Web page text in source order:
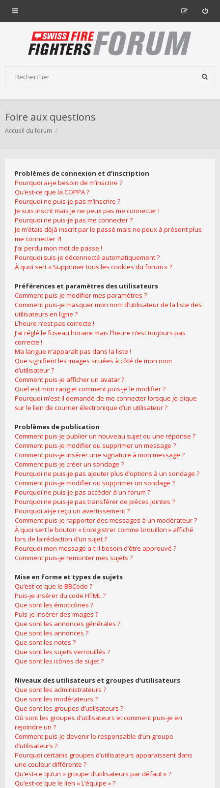
Foire aux questions
Accueil du forum
Problèmes de connexion et d’inscription
Pourquoi ai-je besoin de m’inscrire ?
Qu’est-ce que la COPPA ?
Pourquoi ne puis-je pas m’inscrire ?
Je suis inscrit mais je ne peux pas me connecter !
Pourquoi ne puis-je pas me connecter ?
Je m’étais déjà inscrit par le passé mais ne peux à présent plus
me connecter ?!
J’ai perdu mon mot de passe !
Pourquoi suis-je déconnecté automatiquement ?
À quoi sert « Supprimer tous les cookies du forum » ?
Préférences et paramètres des utilisateurs
Comment puis-je modifier mes paramètres ?
Comment puis-je masquer mon nom d’utilisateur de la liste des
utilisateurs en ligne ?
L’heure n’est pas correcte !
J’ai réglé le fuseau horaire mais l’heure n’est toujours pas
correcte !
Ma langue n’apparaît pas dans la liste !
Que signifient les images situées à côté de mon nom
d’utilisateur ?
Comment puis-je afficher un avatar ?
Quel est mon rang et comment puis-je le modifier ?
Pourquoi m’est-il demandé de me connecter lorsque je clique
sur le lien de courrier électronique d’un utilisateur ?
Problèmes de publication
Comment puis-je publier un nouveau sujet ou une réponse ?
Comment puis-je modifier ou supprimer un message ?
Comment puis-je insérer une signature à mon message ?
Comment puis-je créer un sondage ?
Pourquoi ne puis-je pas ajouter plus d’options à un sondage ?
Comment puis-je modifier ou supprimer un sondage ?
Pourquoi ne puis-je pas accéder à un forum ?
Pourquoi ne puis-je pas transférer de pièces jointes ?
Pourquoi ai-je reçu un avertissement ?
Comment puis-je rapporter des messages à un modérateur ?
À quoi sert le bouton « Enregistrer comme brouillon » affiché
lors de la rédaction d’un sujet ?
Pourquoi mon message a-t-il besoin d’être approuvé ?
Comment puis-je remonter mes sujets ?
Mise en forme et types de sujets
Qu’est-ce que le BBCode ?
Puis-je insérer du code HTML ?
Que sont les émoticônes ?
Puis-je insérer des images ?
Que sont les annonces générales ?
Que sont les annonces ?
Que sont les notes ?
Que sont les sujets verrouillés ?
Que sont les icônes de sujet ?
Niveaux des utilisateurs et groupes d’utilisateurs
Que sont les administrateurs ?
Que sont les modérateurs ?
Que sont les groupes d’utilisateurs ?
Où sont les groupes d’utilisateurs et comment puis-je en
rejoindre un ?
Comment puis-je devenir le responsable d’un groupe
d’utilisateurs ?
Pourquoi certains groupes d’utilisateurs apparaissent dans
une couleur différente ?
Qu’est-ce qu’un « groupe d’utilisateurs par défaut » ?
Qu’est-ce que le lien « L’équipe » ?